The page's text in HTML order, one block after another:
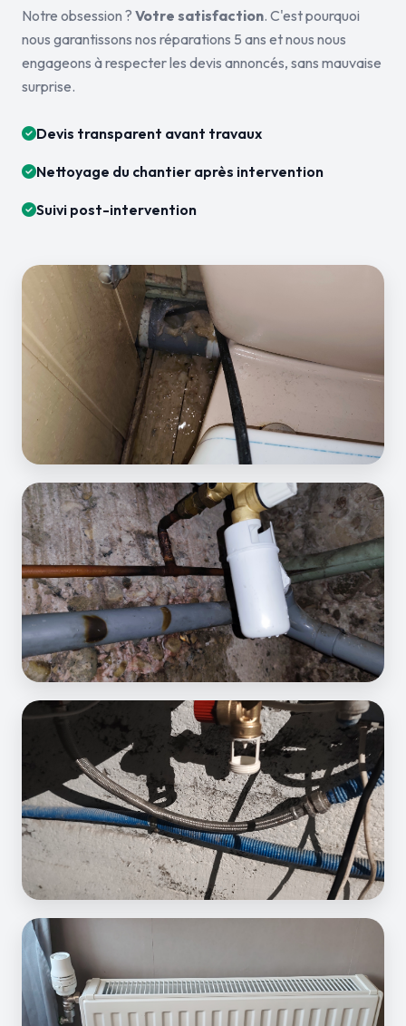
Notre obsession ? Votre satisfaction. C'est pourquoi
nous garantissons nos réparations 5 ans et nous nous
engageons à respecter les devis annoncés, sans mauvaise
surprise.
Devis transparent avant travaux
Nettoyage du chantier après intervention
Suivi post-intervention